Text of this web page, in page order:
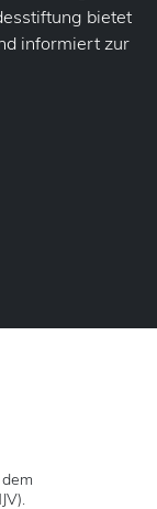
bietet
informiert zur